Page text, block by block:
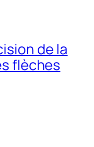
de la
flèches